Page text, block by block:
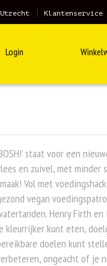
Login
staat voor een
en zuivel, met minder
Vol met
vegan
Henry Firth
kleurrijker kunt eten,
doelen kunt
ongeacht of je